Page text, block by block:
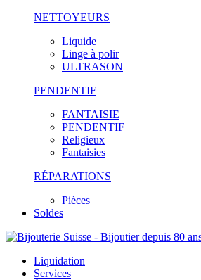
NETTOYEURS
Liquide
Linge à polir
ULTRASON
PENDENTIF
FANTAISIE
PENDENTIF
Religieux
Fantaisies
RÉPARATIONS
Pièces
Soldes
Liquidation
Services